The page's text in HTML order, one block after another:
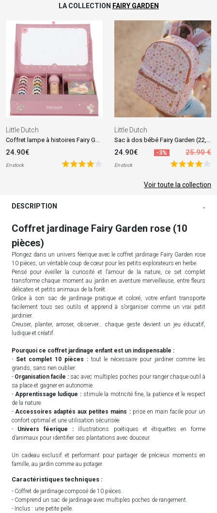
LA COLLECTION FAIRY GARDEN
Little Dutch
24.90€
En stock
Little Dutch
24.90€ -3% 25.90 €
En stock
Voir toute la collection
DESCRIPTION -
Coffret jardinage Fairy Garden rose (10
pièces)
Plongez dans un univers féerique avec le coffret jardinage Fairy Garden rose
10 pièces, un véritable coup de cœur pour les petits explorateurs en herbe.
Pensé pour éveiller la curiosité et l’amour de la nature, ce set complet
transforme chaque moment au jardin en aventure merveilleuse, entre fleurs
délicates et petits animaux de la forêt.
Grâce à son sac de jardinage pratique et coloré, votre enfant transporte
facilement tous ses outils et apprend à s’organiser comme un vrai petit
jardinier.
Creuser, planter, arroser, observer… chaque geste devient un jeu éducatif,
ludique et créatif.
Pourquoi ce coffret jardinage enfant est un indispensable :
- Set complet 10 pièces :tout le nécessaire pour jardiner comme les
grands, sans rien oublier.
- Organisation facile : sac avec multiples poches pour ranger chaque outil à
sa place et gagner en autonomie.
- Apprentissage ludique : stimule la motricité fine, la patience et le respect
de la nature.
- Accessoires adaptés aux petites mains :prise en main facile pour un
confort optimal et une utilisation sécurisée.
- Univers féerique : illustrations poétiques et étiquettes en forme
d’animaux pour identifier ses plantations avec douceur.
Un cadeau exclusif et performant pour partager de précieux moments en
famille, au jardin comme au potager.
Caractéristiques techniques :
- Coffret de jardinage composé de 10 pièces.
- Comprend un sac de jardinage avec multiples poches de rangement.
- Inclus : une petite pelle.